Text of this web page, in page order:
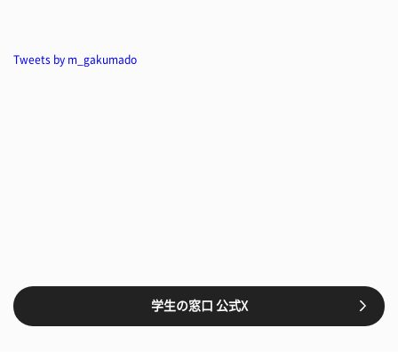
Tweets by m_gakumado
学生の窓口 公式X